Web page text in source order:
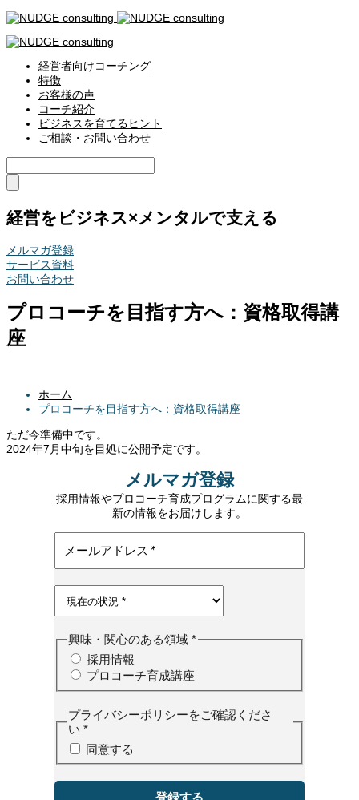
経営者向けコーチング
特徴
お客様の声
コーチ紹介
ビジネスを育てるヒント
ご相談・お問い合わせ
経営をビジネス×メンタルで支える
メルマガ登録
サービス資料
お問い合わせ
プロコーチを目指す方へ：資格取得講
座
ホーム
プロコーチを目指す方へ：資格取得講座
ただ今準備中です。
2024年7月中旬を目処に公開予定です。
メルマガ登録
採用情報やプロコーチ育成プログラムに関する最
新の情報をお届けします。
興味・関心のある領域 *
採用情報
プロコーチ育成講座
プライバシーポリシーをご確認くださ
い *
同意する